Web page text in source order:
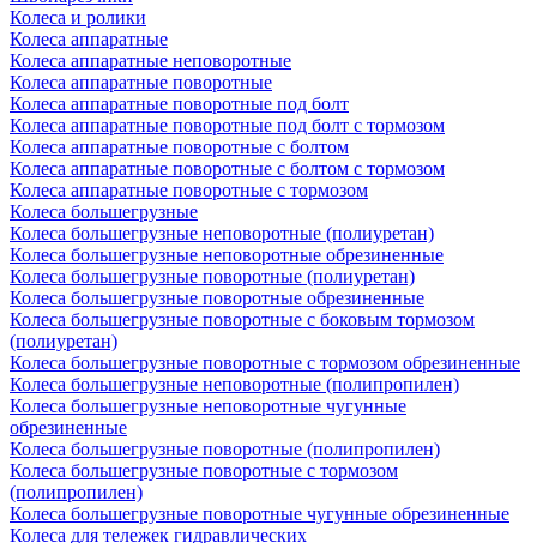
Колеса и ролики
Колеса аппаратные
Колеса аппаратные неповоротные
Колеса аппаратные поворотные
Колеса аппаратные поворотные под болт
Колеса аппаратные поворотные под болт с тормозом
Колеса аппаратные поворотные с болтом
Колеса аппаратные поворотные с болтом с тормозом
Колеса аппаратные поворотные с тормозом
Колеса большегрузные
Колеса большегрузные неповоротные (полиуретан)
Колеса большегрузные неповоротные обрезиненные
Колеса большегрузные поворотные (полиуретан)
Колеса большегрузные поворотные обрезиненные
Колеса большегрузные поворотные с боковым тормозом
(полиуретан)
Колеса большегрузные поворотные с тормозом обрезиненные
Колеса большегрузные неповоротные (полипропилен)
Колеса большегрузные неповоротные чугунные
обрезиненные
Колеса большегрузные поворотные (полипропилен)
Колеса большегрузные поворотные с тормозом
(полипропилен)
Колеса большегрузные поворотные чугунные обрезиненные
Колеса для тележек гидравлических